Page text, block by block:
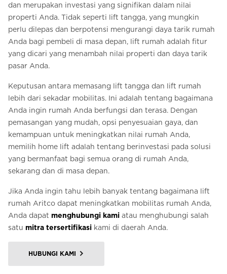
dan merupakan investasi yang signifikan dalam nilai
properti Anda. Tidak seperti lift tangga, yang mungkin
perlu dilepas dan berpotensi mengurangi daya tarik rumah
Anda bagi pembeli di masa depan, lift rumah adalah fitur
yang dicari yang menambah nilai properti dan daya tarik
pasar Anda.
Keputusan antara memasang lift tangga dan lift rumah
lebih dari sekadar mobilitas. Ini adalah tentang bagaimana
Anda ingin rumah Anda berfungsi dan terasa. Dengan
pemasangan yang mudah, opsi penyesuaian gaya, dan
kemampuan untuk meningkatkan nilai rumah Anda,
memilih home lift adalah tentang berinvestasi pada solusi
yang bermanfaat bagi semua orang di rumah Anda,
sekarang dan di masa depan.
Jika Anda ingin tahu lebih banyak tentang bagaimana lift
rumah Aritco dapat meningkatkan mobilitas rumah Anda,
Anda dapat menghubungi kami atau menghubungi salah
satu mitra tersertifikasi kami di daerah Anda.
HUBUNGI KAMI